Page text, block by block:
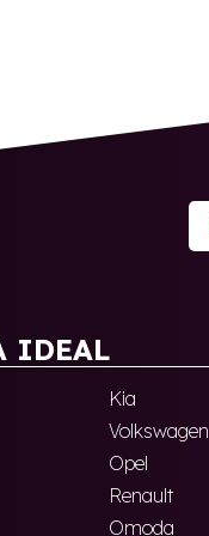
IDEAL
Kia
Volkswagen
Opel
Renault
Omoda